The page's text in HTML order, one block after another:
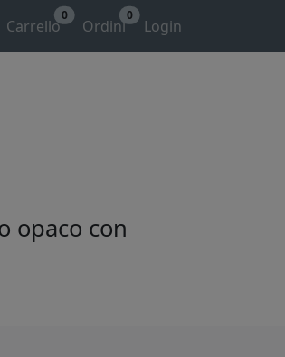
Carrello
0
Ordini
0
Login
opaco con